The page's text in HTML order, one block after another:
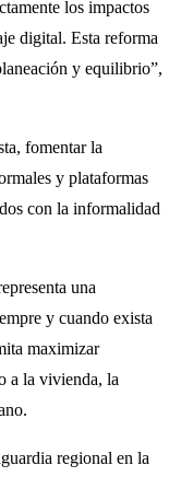
los impactos
digital. Esta reforma
y equilibrio”,
fomentar la
y plataformas
con la informalidad
una
y cuando exista
maximizar
a la vivienda, la
regional en la